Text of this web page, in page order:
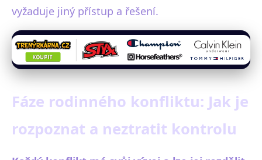
vyžaduje jiný přístup a řešení.
Fáze rodinného konfliktu: Jak je
rozpoznat a neztratit kontrolu